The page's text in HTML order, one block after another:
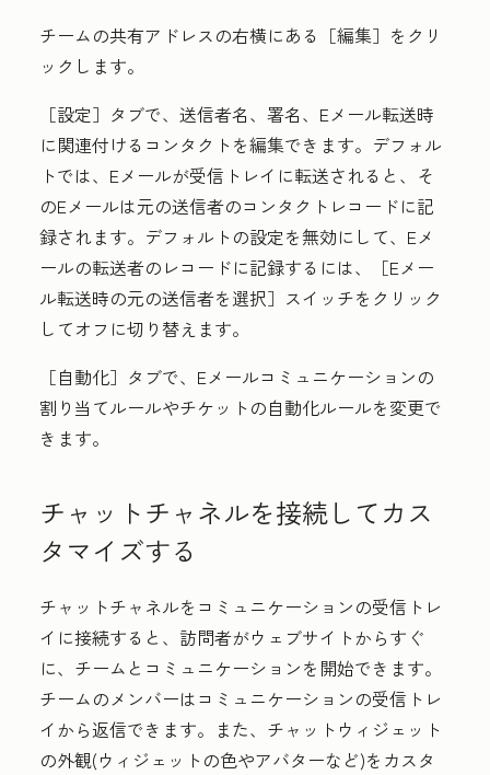
チームの共有アドレスの右横にある ［編集］をクリ
ックします。
［設定］ タブで、送信者名、署名、Eメール転送時
に関連付けるコンタクトを編集できます。デフォル
トでは、Eメールが受信トレイに転送されると、そ
のEメールは元の送信者のコンタクトレコードに記
録されます。デフォルトの設定を無効にして、Eメ
ールの転送者のレコードに記録するには、
［Eメー
ル転送時の元の送信者を選択］スイッチをクリック
してオフに切り替えます。
［自動化］ タブで、Eメールコミュニケーションの
割り当てルールやチケットの自動化ルールを変更で
きます。
チャットチャネルを接続してカス
タマイズする
チャットチャネルをコミュニケーションの受信トレ
イに接続すると、訪問者がウェブサイトからすぐ
に、チームとコミュニケーションを開始できます。
チームのメンバーはコミュニケーションの受信トレ
イから返信できます。また、チャットウィジェット
の外観(ウィジェットの色やアバターなど)をカスタ